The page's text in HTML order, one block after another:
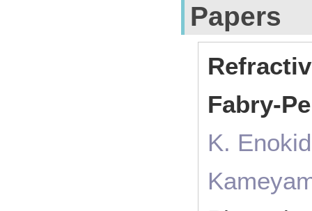
Papers
Fabry-
K.